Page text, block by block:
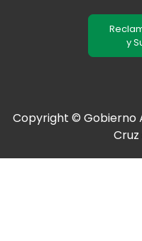
y
Copyright © Gobierno